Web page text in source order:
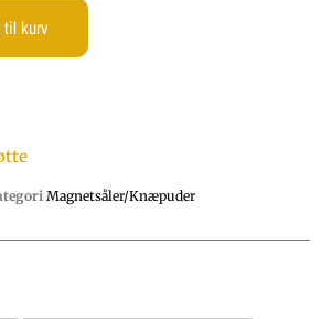
kurv
Magnetsåler/Knæpuder